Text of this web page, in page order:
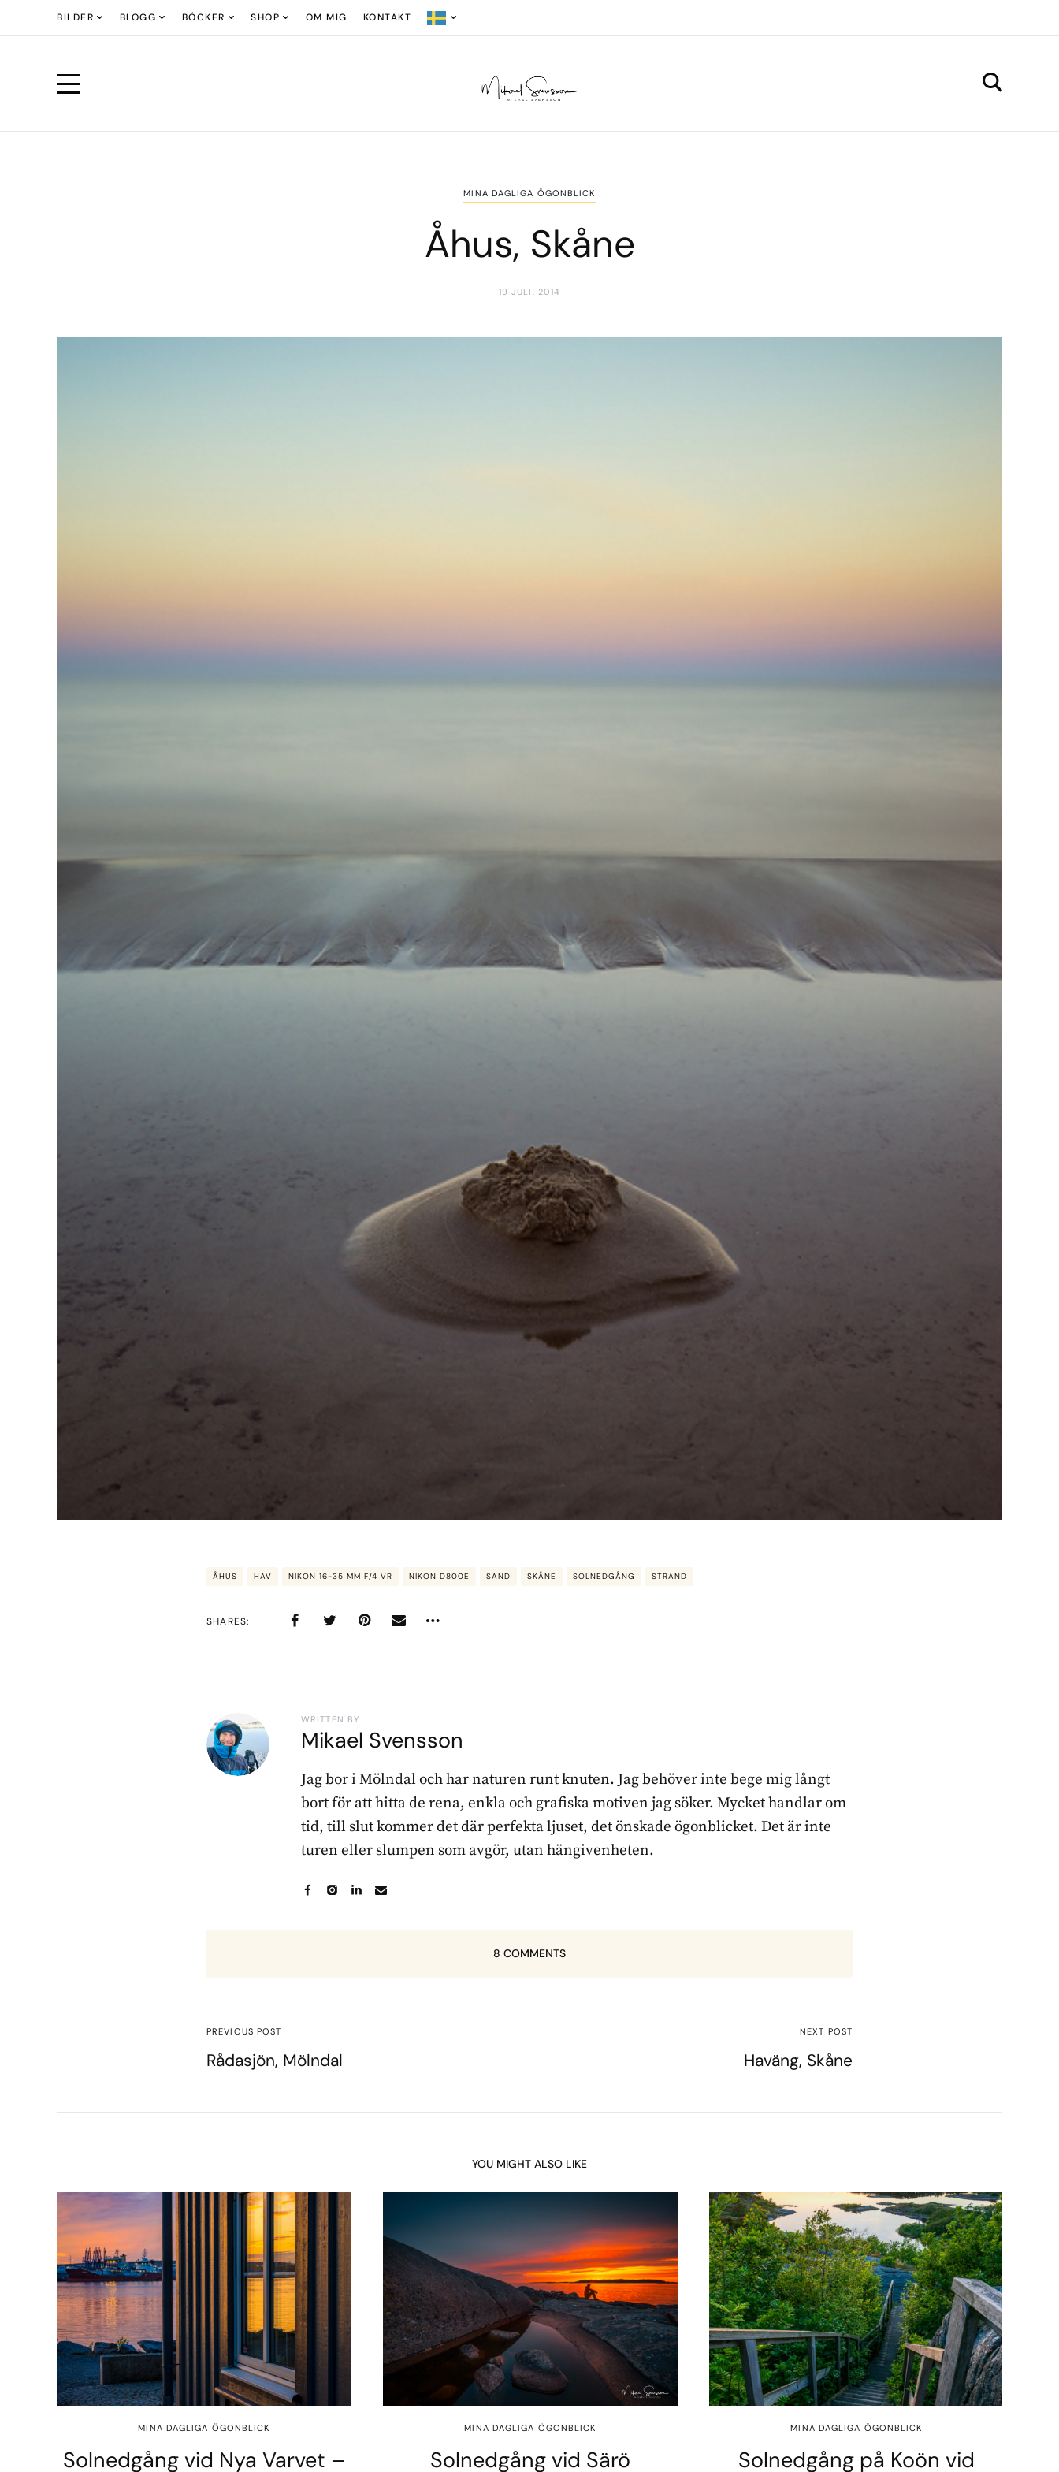
BILDER BLOGG BÖCKER SHOP OM MIG KONTAKT
MINA DAGLIGA ÖGONBLICK
Åhus, Skåne
19 JULI, 2014
ÅHUS HAV NIKON 16-35 MM F/4 VR NIKON D800E SAND SKÅNE SOLNEDGÅNG STRAND
SHARES
WRITTEN BY
Mikael Svensson
Jag bor i Mölndal och har naturen runt knuten. Jag behöver inte bege mig långt
bort för att hitta de rena, enkla och grafiska motiven jag söker. Mycket handlar om
tid, till slut kommer det där perfekta ljuset, det önskade ögonblicket. Det är inte
turen eller slumpen som avgör, utan hängivenheten.
8 COMMENTS
PREVIOUS POST
Rådasjön, Mölndal
NEXT POST
Haväng, Skåne
YOU MIGHT ALSO LIKE
MINA DAGLIGA ÖGONBLICK
Solnedgång vid Nya Varvet –
MINA DAGLIGA ÖGONBLICK
Solnedgång vid Särö
MINA DAGLIGA ÖGONBLICK
Solnedgång på Koön vid